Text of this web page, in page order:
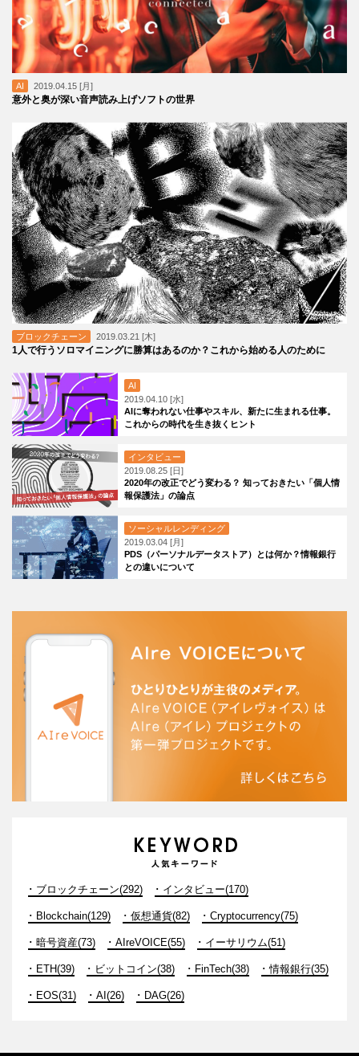
AI 2019.04.15 [月]
意外と奥が深い音声読み上げソフトの世界
ブロックチェーン 2019.03.21 [木]
1人で行うソロマイニングに勝算はあるのか？これから始める人のために
AI
2019.04.10 [水]
AIに奪われない仕事やスキル、新たに生まれる仕事。
これからの時代を生き抜くヒント
インタビュー
2019.08.25 [日]
2020年の改正でどう変わる？ 知っておきたい「個人情
報保護法」の論点
ソーシャルレンディング
2019.03.04 [月]
PDS（パーソナルデータストア）とは何か？情報銀行
との違いについて
ブロックチェーン(292) インタビュー(170)
Blockchain(129) 仮想通貨(82) Cryptocurrency(75)
暗号資産(73) AIreVOICE(55) イーサリウム(51)
ETH(39) ビットコイン(38) FinTech(38) 情報銀行(35)
EOS(31) AI(26) DAG(26)